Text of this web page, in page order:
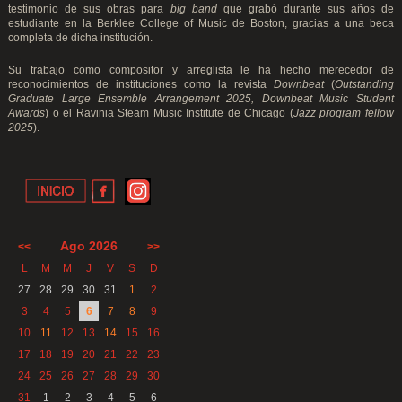
testimonio de sus obras para big bandque grabó durante sus años de
estudiante en la Berklee College of Music de Boston, gracias a una beca
completa de dicha institución.
Su trabajo como compositor y arreglista le ha hecho merecedor de
reconocimientos de instituciones como la revista Downbeat(Outstanding
Graduate Large Ensemble Arrangement 2025, Downbeat Music Student
Awards) o el Ravinia Steam Music Institute de Chicago (Jazz program fellow
2025).
<< Ago 2026
>>
L
M M J V S
D
27
28 29 30 31 1
2
3
4 5 6 7 8
9
10
11 12 13 14 15
16
17
18 19 20 21 22
23
24
25 26 27 28 29
30
31
1 2 3 4 5 6